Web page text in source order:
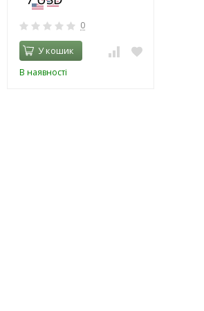
0
У кошик
В наявності